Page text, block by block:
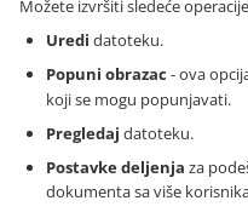
Možete izvršiti sledeće
Uredi datoteku.
Popuni obrazac - ova
koji se mogu popunjavati.
Pregledaj datoteku.
Postavke deljenja za
dokumenta sa više